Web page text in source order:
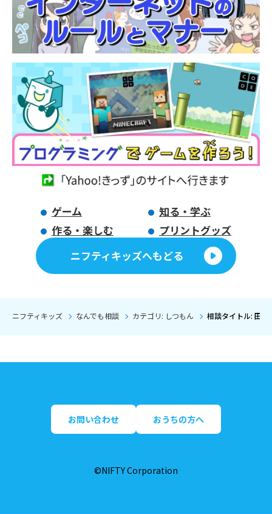
ゲーム
知る・学ぶ
作る・楽しむ
プリントグッズ
ニフティキッズへもどる
ニフティキッズ なんでも相談 カテゴリ: しつもん 相談タイトル: 田
お問い合わせ おうちの方へ
©NIFTY Corporation